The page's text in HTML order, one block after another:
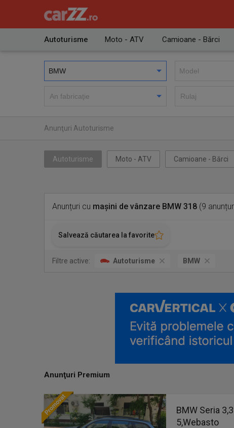
Autoturisme Moto - ATV Camioane - Bărci
Anunţuri Autoturisme
Autoturisme Moto - ATV Camioane - Bărci
Anunțuri cu mașini de vânzare BMW 318 (9
Salvează căutarea la favorite
Filtre active: Autoturisme BMW
Anunţuri Premium
BMW Seria
5,Webasto